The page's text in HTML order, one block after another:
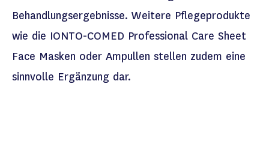
Behandlungsergebnisse. Weitere Pflegeprodukte
wie die IONTO-COMED Professional Care Sheet
Face Masken oder Ampullen stellen zudem eine
sinnvolle Ergänzung dar.